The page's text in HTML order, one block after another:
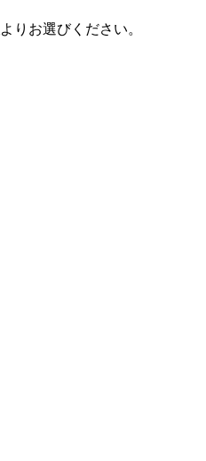
よりお選びください。